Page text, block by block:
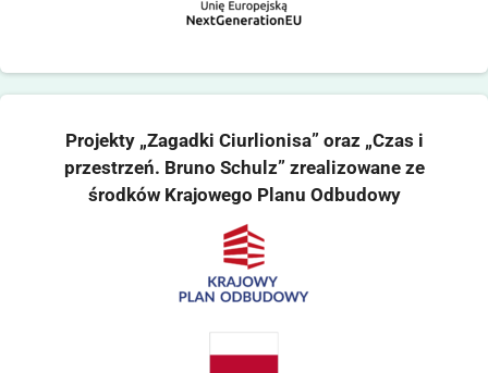
Projekty „Zagadki Ciurlionisa” oraz „Czas i
przestrzeń. Bruno Schulz” zrealizowane ze
środków Krajowego Planu Odbudowy